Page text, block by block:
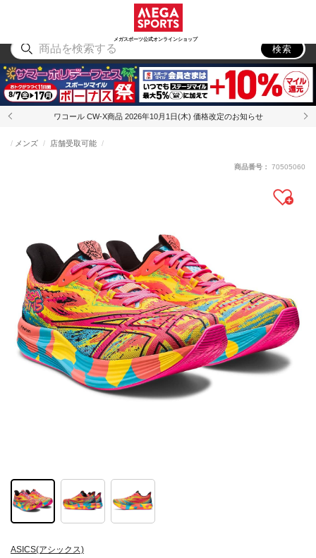
メガスポーツ公式オンラインショップ
アウトドア
検索
ワコール CW-X商品 2026年10月1日(木) 価格改定のお知らせ
ASICS(アシックス)
メンズ 店舗受取可能
商品番号： 70505060